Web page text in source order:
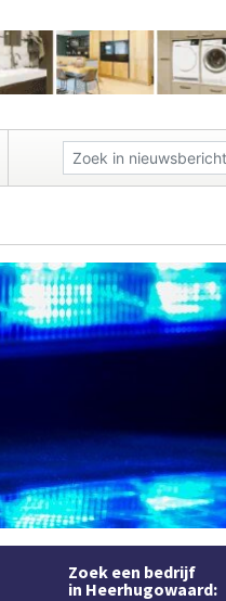
Zoek een bedrijf
in Heerhugowaard: